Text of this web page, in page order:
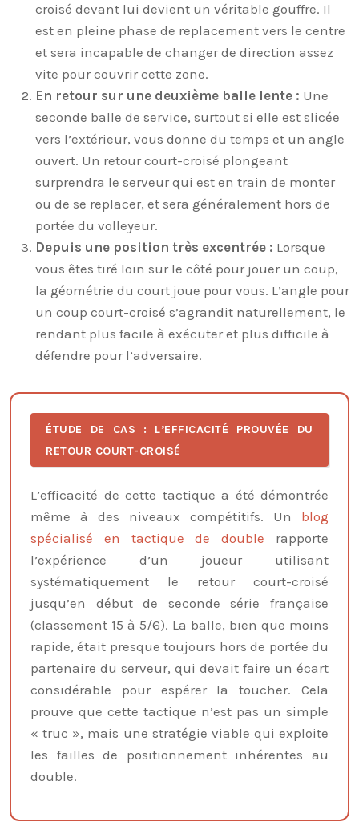
croisé devant lui devient un véritable gouffre. Il
est en pleine phase de replacement vers le centre
et sera incapable de changer de direction assez
vite pour couvrir cette zone.
En retour sur une deuxième balle lente : Une
seconde balle de service, surtout si elle est slicée
vers l’extérieur, vous donne du temps et un angle
ouvert. Un retour court-croisé plongeant
surprendra le serveur qui est en train de monter
ou de se replacer, et sera généralement hors de
portée du volleyeur.
Depuis une position très excentrée : Lorsque
vous êtes tiré loin sur le côté pour jouer un coup,
la géométrie du court joue pour vous. L’angle pour
un coup court-croisé s’agrandit naturellement, le
rendant plus facile à exécuter et plus difficile à
défendre pour l’adversaire.
ÉTUDE DE CAS : L’EFFICACITÉ PROUVÉE DU
RETOUR COURT-CROISÉ
L’efficacité de cette tactique a été démontrée
même à des niveaux compétitifs. Un blog
spécialisé en tactique de double rapporte
l’expérience d’un joueur utilisant
systématiquement le retour court-croisé
jusqu’en début de seconde série française
(classement 15 à 5/6). La balle, bien que moins
rapide, était presque toujours hors de portée du
partenaire du serveur, qui devait faire un écart
considérable pour espérer la toucher. Cela
prouve que cette tactique n’est pas un simple
« truc », mais une stratégie viable qui exploite
les failles de positionnement inhérentes au
double.